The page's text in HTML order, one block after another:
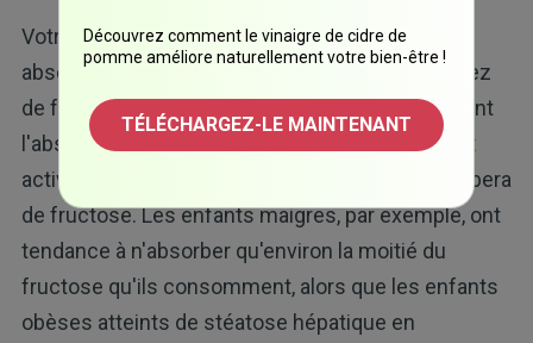
Votre corps ne peut normalement pas bien
absorber le fructose. Mais plus vous consommez
de fructose, plus les transporteurs qui permettent
l'absorption du fructose dans votre intestin sont
activés. Par conséquent, plus votre corps absorbera
de fructose. Les enfants maigres, par exemple, ont
tendance à n'absorber qu'environ la moitié du
fructose qu'ils consomment, alors que les enfants
obèses atteints de stéatose hépatique en
Découvrez comment le vinaigre de cidre de
pomme améliore naturellement votre bien-être !
TÉLÉCHARGEZ-LE MAINTENANT